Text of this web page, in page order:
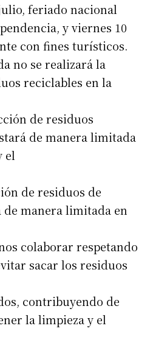
feriado nacional
y viernes 10
con fines turísticos.
no se realizará la
reciclables en la
de residuos
de manera limitada
el
de residuos de
manera limitada en
colaborar respetando
sacar los residuos
contribuyendo de
la limpieza y el